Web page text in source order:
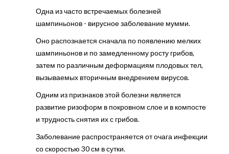
Одна из часто встречаемых болезней
шампиньонов - вирусное заболевание мумми.
Оно распознается сначала по появлению мелких
шампиньонов и по замедленному росту грибов,
затем по различным деформациям плодовых тел,
вызываемых вторичным внедрением вирусов.
Одним из признаков этой болезни является
развитие ризоформ в покровном слое и в компосте
и трудность снятия их с грибов.
Заболевание распространяется от очага инфекции
со скоростью 30 см в сутки.